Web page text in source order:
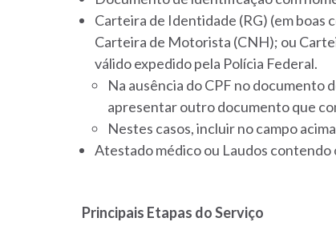
Carteira de Identidade (RG) (em boas
Carteira de Motorista (CNH); ou
válido expedido pela Polícia Federal.
Na ausência do CPF no
apresentar outro documento que
Nestes casos, incluir no campo
Atestado médico ou Laudos contendo
Principais Etapas do Serviço